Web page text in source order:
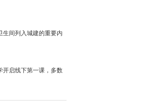
生间列入城建的重要内
开启线下第一课，多数